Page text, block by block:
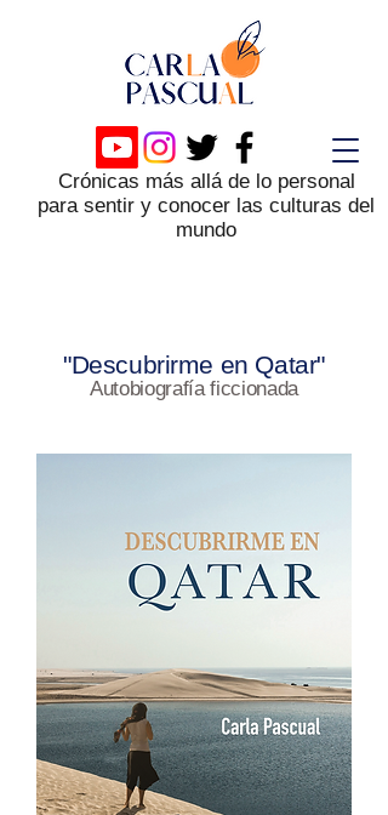
Crónicas más allá de lo personal
para sentir y conocer las culturas del
mundo
"Descubrirme en Qatar"
Autobiografía ficcionada